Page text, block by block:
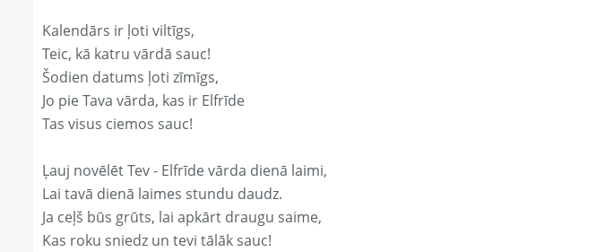
Kalendārs ir ļoti viltīgs,
Teic, kā katru vārdā sauc!
Šodien datums ļoti zīmīgs,
Jo pie Tava vārda, kas ir Elfrīde
Tas visus ciemos sauc!
Ļauj novēlēt Tev - Elfrīde vārda dienā laimi,
Lai tavā dienā laimes stundu daudz.
Ja ceļš būs grūts, lai apkārt draugu saime,
Kas roku sniedz un tevi tālāk sauc!